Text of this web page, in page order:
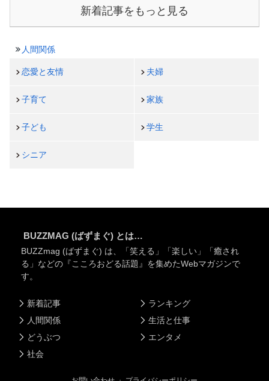
新着記事をもっと見る
人間関係
恋愛と友情 夫婦
子育て 家族
子ども 学生
シニア
BUZZMAG (ばずまぐ) とは…
BUZZmag (ばずまぐ) は、「笑える」「楽しい」「癒され
る」などの『こころおどる話題』を集めたWebマガジンで
す。
新着記事
人間関係
どうぶつ
社会
ランキング
生活と仕事
エンタメ